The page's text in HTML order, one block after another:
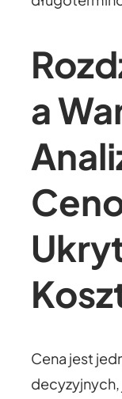
a
Cena jest